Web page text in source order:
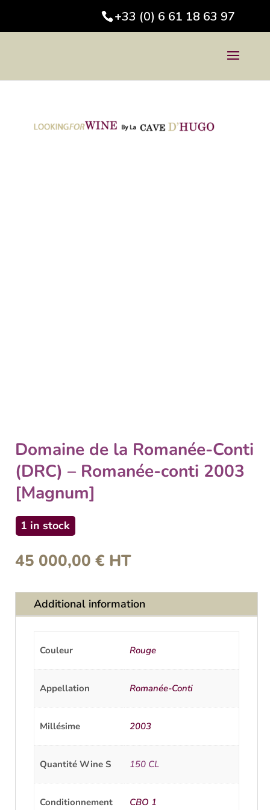
+33 (0) 6 61 18 63 97
Domaine de la Romanée-Conti
(DRC) – Romanée-conti 2003
[Magnum]
1 in stock
45 000,00 € HT
Additional information
Couleur Rouge
Appellation Romanée-Conti
Millésime 2003
Quantité Wine S 150 CL
Conditionnement CBO 1